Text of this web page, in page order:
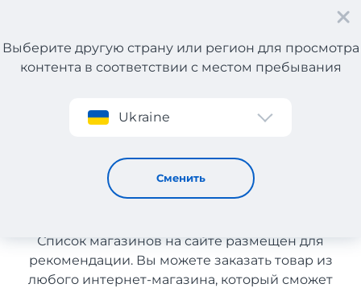
Регистрация
Выберите другую страну или регион для просмотра
контента в соответствии с местом пребывания
Ukraine
Сменить
Другое с доставкой в Казахстан
Другое с доставкой в
Казахстан
Список магазинов на сайте размещен для
рекомендации. Вы можете заказать товар из
любого интернет-магазина, который сможет